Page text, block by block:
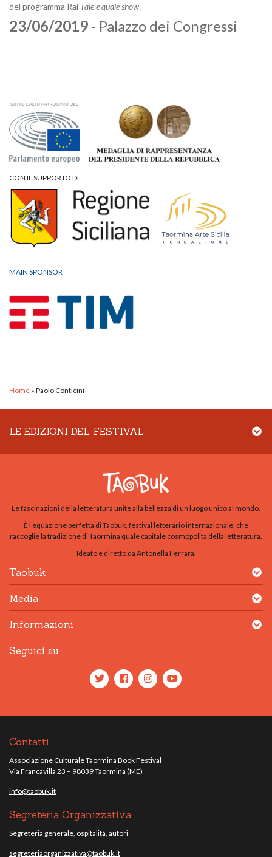
del programma Rai Tale e quale show.
23/06/2019 - Palazzo dei Congressi
CON IL SUPPORTO DI
MAIN SPONSOR
Home » Paolo Conticini
LE EDIZIONI DEL FESTIVAL
Le fascinazioni della letteratura unite alla bellezza di un luogo unico al mondo.
È l’equazione perfetta di Taobuk, festival letterario internazionale, che
raccoglie la tradizione di Taormina quale capitale cosmopolita della letteratura.
Ideato e diretto da Antonella Ferrara.
Taobuk
Media
Informazioni
Seguici su
Contatti
Associazione Culturale Taormina Book Festival
Via Francavilla 23 – 98039 Taormina (ME)
info@taobuk.it
Segreteria Organizzativa
Segreteria generale, ospitalità, autori
segreteriaorganizzativa@taobuk.it